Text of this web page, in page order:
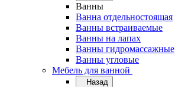
Ванны
Ванна отдельностоящая
Ванны встраиваемые
Ванны на лапах
Ванны гидромассажные
Ванны угловые
Мебель для ванной
Назад